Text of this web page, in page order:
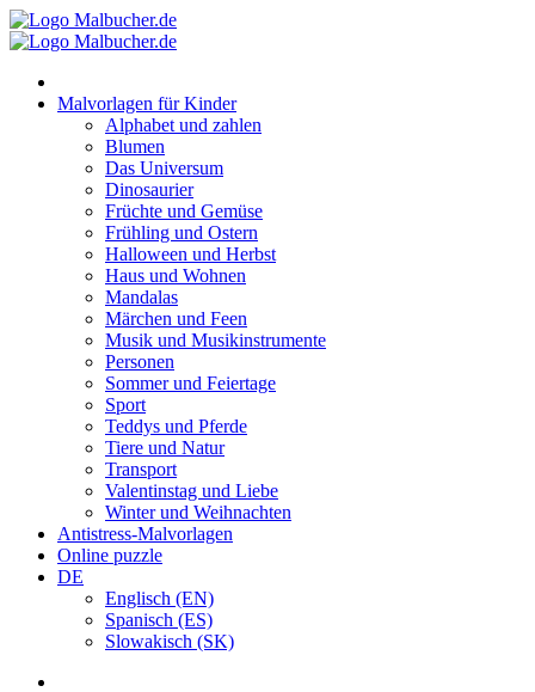
Zum
Inhalt
Malvorlagen für Kinder
Alphabet und zahlen
Blumen
Das Universum
Dinosaurier
Früchte und Gemüse
Frühling und Ostern
Halloween und Herbst
Haus und Wohnen
Mandalas
Märchen und Feen
Musik und Musikinstrumente
Personen
Sommer und Feiertage
Sport
Teddys und Pferde
Tiere und Natur
Transport
Valentinstag und Liebe
Winter und Weihnachten
Antistress-Malvorlagen
Online puzzle
DE
Englisch (EN)
Spanisch (ES)
Slowakisch (SK)